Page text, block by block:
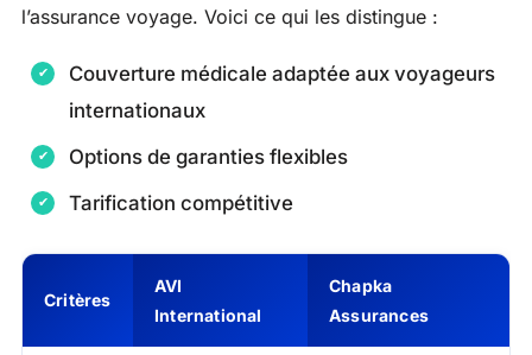
l’assurance voyage. Voici ce qui les distingue :
Couverture médicale adaptée aux voyageurs
internationaux
Options de garanties flexibles
Tarification compétitive
Critères
AVI
International
Chapka
Assurances